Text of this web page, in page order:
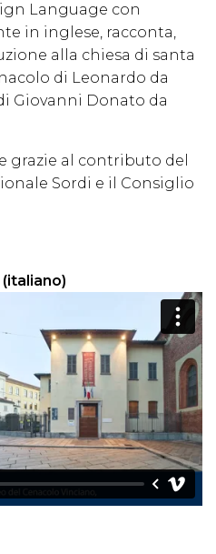
Language con
in inglese, racconta,
alla chiesa di santa
di Leonardo da
Giovanni Donato da
grazie al contributo del
Sordi e il Consiglio